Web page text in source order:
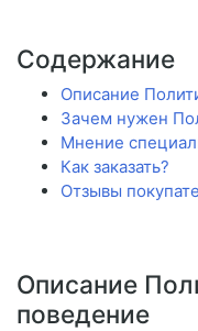
Содержание
Описание
Зачем нужен
Мнение
Как заказать?
Отзывы
Описание
поведение